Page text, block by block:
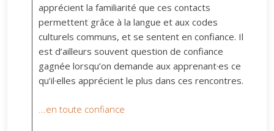
apprécient la familiarité que ces contacts
permettent grâce à la langue et aux codes
culturels communs, et se sentent en confiance. Il
est d’ailleurs souvent question de confiance
gagnée lorsqu’on demande aux apprenant·es ce
qu’il·elles apprécient le plus dans ces rencontres.
...en toute confiance